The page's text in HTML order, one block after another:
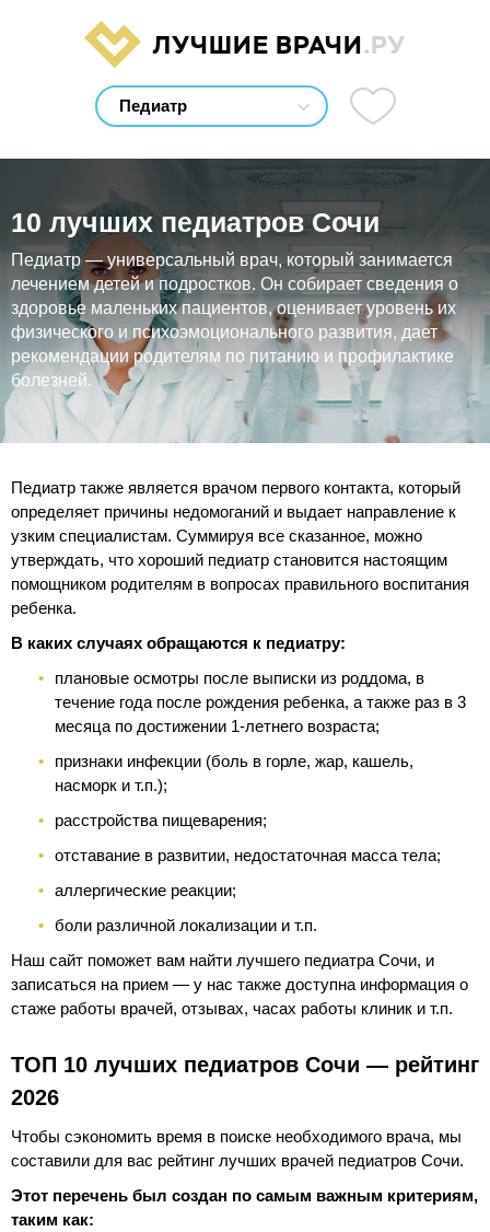
ЛУЧШИЕ ВРАЧИ.РУ
10 лучших педиатров Сочи
Педиатр — универсальный врач, который занимается
лечением детей и подростков. Он собирает сведения о
здоровье маленьких пациентов, оценивает уровень их
физического и психоэмоционального развития, дает
рекомендации родителям по питанию и профилактике
болезней.
Педиатр также является врачом первого контакта, который
определяет причины недомоганий и выдает направление к
узким специалистам. Суммируя все сказанное, можно
утверждать, что хороший педиатр становится настоящим
помощником родителям в вопросах правильного воспитания
ребенка.
В каких случаях обращаются к педиатру:
плановые осмотры после выписки из роддома, в
течение года после рождения ребенка, а также раз в 3
месяца по достижении 1-летнего возраста;
признаки инфекции (боль в горле, жар, кашель,
насморк и т.п.);
расстройства пищеварения;
отставание в развитии, недостаточная масса тела;
аллергические реакции;
боли различной локализации и т.п.
Наш сайт поможет вам найти лучшего педиатра Сочи, и
записаться на прием — у нас также доступна информация о
стаже работы врачей, отзывах, часах работы клиник и т.п.
ТОП 10 лучших педиатров Сочи — рейтинг
2026
Чтобы сэкономить время в поиске необходимого врача, мы
составили для вас рейтинг лучших врачей педиатров Сочи.
Этот перечень был создан по самым важным критериям,
таким как: